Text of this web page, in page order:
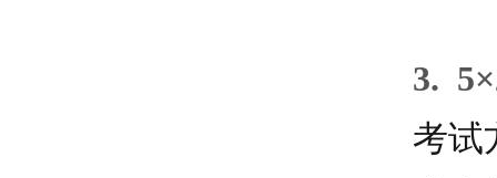
3.
考试